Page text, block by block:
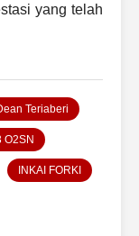
yang telah
Teriaberi
O2SN
INKAI FORKI